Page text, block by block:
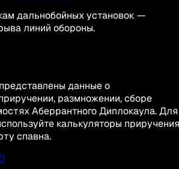
дальнобойных установок —
линий обороны.
данные о
размножении, сборе
Аберрантного Диплокаула. Для
калькуляторы
спавна.